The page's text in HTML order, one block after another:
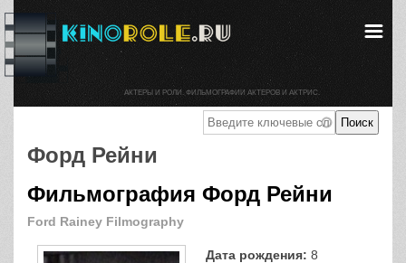
Форд Рейни
Фильмография Форд Рейни
Ford Rainey Filmography
Дата рождения: 8
АКТЕРЫ И РОЛИ. ФИЛЬМОГРАФИИ АКТЕРОВ И АКТРИС.